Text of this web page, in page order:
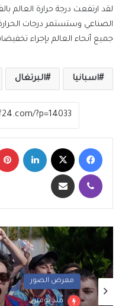
الصناعي وستستمر درجات
جميع أنحاء العالم بإجراء
اسبانيا البرتغال
فيسبوك لينكدإن
ڤايبر مشاركة عبر البريد
معرض الصور
منذ يومين